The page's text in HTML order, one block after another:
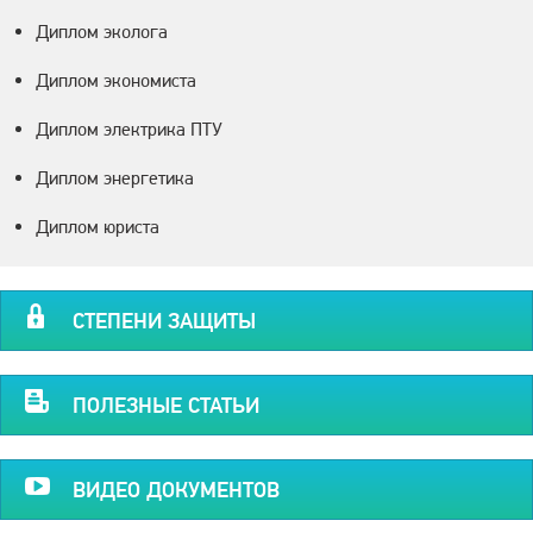
Диплом эколога
Диплом экономиста
Диплом электрика ПТУ
Диплом энергетика
Диплом юриста
СТЕПЕНИ ЗАЩИТЫ
ПОЛЕЗНЫЕ СТАТЬИ
ВИДЕО ДОКУМЕНТОВ